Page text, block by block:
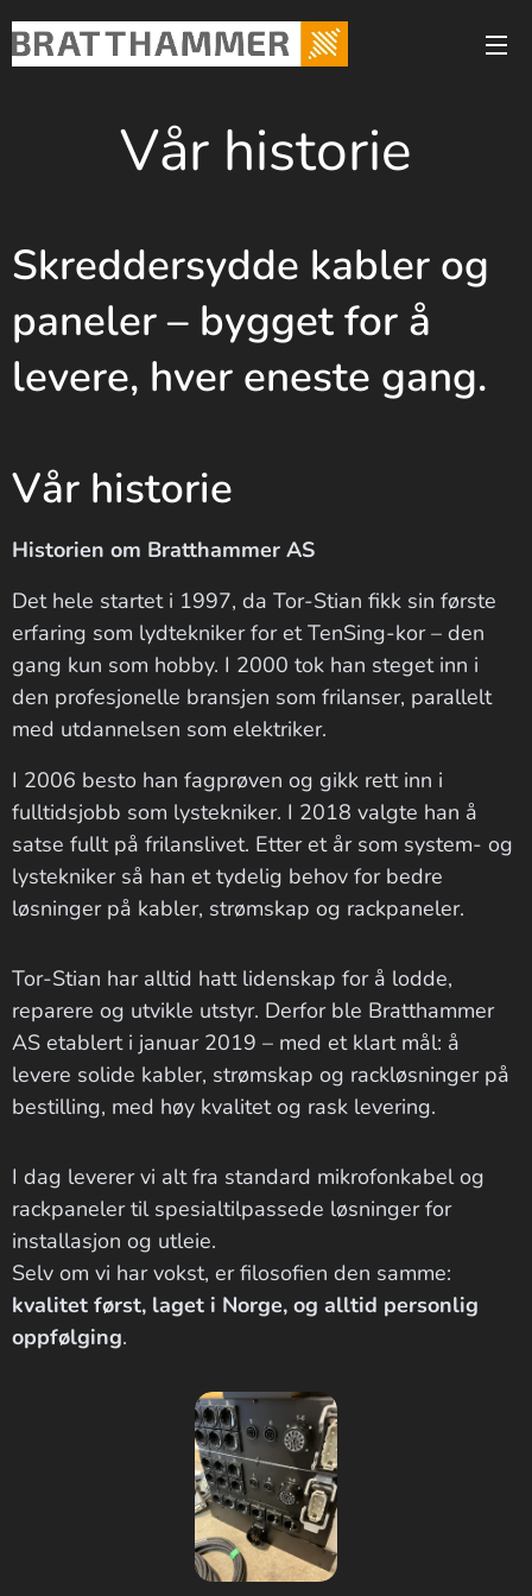
Vår historie
Skreddersydde kabler og
paneler – bygget for å
levere, hver eneste gang.
Vår historie
Historien om Bratthammer AS
Det hele startet i 1997, da Tor-Stian fikk sin første
erfaring som lydtekniker for et TenSing-kor – den
gang kun som hobby. I 2000 tok han steget inn i
den profesjonelle bransjen som frilanser, parallelt
med utdannelsen som elektriker.
I 2006 besto han fagprøven og gikk rett inn i
fulltidsjobb som lystekniker. I 2018 valgte han å
satse fullt på frilanslivet. Etter et år som system- og
lystekniker så han et tydelig behov for bedre
løsninger på kabler, strømskap og rackpaneler.
Tor-Stian har alltid hatt lidenskap for å lodde,
reparere og utvikle utstyr. Derfor ble Bratthammer
AS etablert i januar 2019 – med et klart mål: å
levere solide kabler, strømskap og rackløsninger på
bestilling, med høy kvalitet og rask levering.
I dag leverer vi alt fra standard mikrofonkabel og
rackpaneler til spesialtilpassede løsninger for
installasjon og utleie.
Selv om vi har vokst, er filosofien den samme:
kvalitet først, laget i Norge, og alltid personlig
oppfølging.